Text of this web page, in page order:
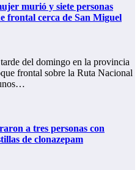
murió y siete personas
frontal cerca de San Miguel
del domingo en la provincia
frontal sobre la Ruta Nacional
a tres personas con
de clonazepam